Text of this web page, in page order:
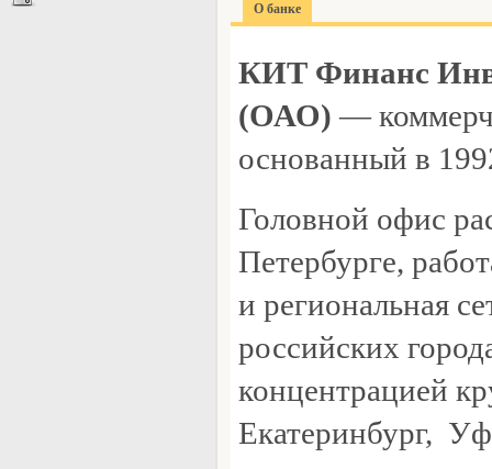
О банке
КИТ Финанс
(ОАО) —
основанный в
Головной офис
Петербурге,
и региональная
российских
концентрацией
Екатеринбург,